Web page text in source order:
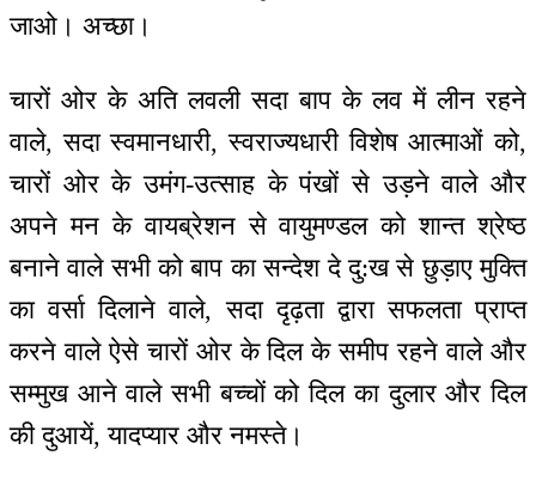
जाओ। अच्छा।
चारों ओर के अति लवली सदा बाप के लव में लीन रहने
वाले, सदा स्वमानधारी, स्वराज्यधारी विशेष आत्माओं को,
चारों ओर के उमंग-उत्साह के पंखों से उड़ने वाले और
अपने मन के वायब्रेशन से वायुमण्डल को शान्त श्रेष्ठ
बनाने वाले सभी को बाप का सन्देश दे दु:ख से छुड़ाए मुक्ति
का वर्सा दिलाने वाले, सदा दृढ़ता द्वारा सफलता प्राप्त
करने वाले ऐसे चारों ओर के दिल के समीप रहने वाले और
सम्मुख आने वाले सभी बच्चों को दिल का दुलार और दिल
की दुआयें, यादप्यार और नमस्ते।